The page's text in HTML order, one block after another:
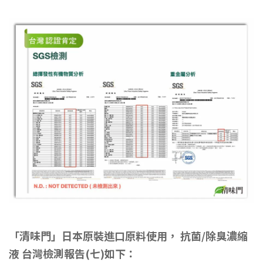
「清味門」日本原裝進口原料使用， 抗菌/除臭濃縮
液 台灣檢測報告(七)如下：